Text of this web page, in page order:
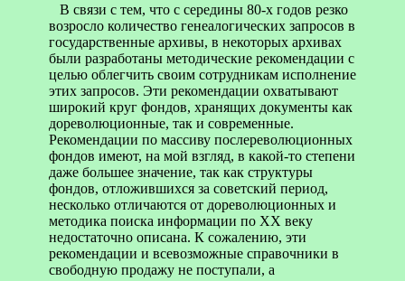
В связи с тем, что с середины 80-х годов резко
возросло количество генеалогических запросов в
государственные архивы, в некоторых архивах
были разработаны методические рекомендации с
целью облегчить своим сотрудникам исполнение
этих запросов. Эти рекомендации охватывают
широкий круг фондов, хранящих документы как
дореволюционные, так и современные.
Рекомендации по массиву послереволюционных
фондов имеют, на мой взгляд, в какой-то степени
даже большее значение, так как структуры
фондов, отложившихся за советский период,
несколько отличаются от дореволюционных и
методика поиска информации по XX веку
недостаточно описана. К сожалению, эти
рекомендации и всевозможные справочники в
свободную продажу не поступали, а